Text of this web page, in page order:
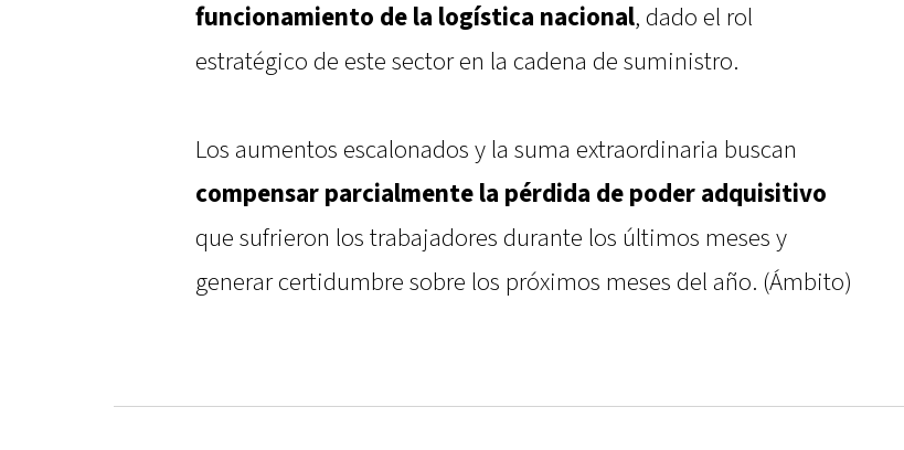
funcionamiento de la logística nacional, dado el rol
estratégico de este sector en la cadena de suministro.
Los aumentos escalonados y la suma extraordinaria buscan
compensar parcialmente la pérdida de poder adquisitivo
que sufrieron los trabajadores durante los últimos meses y
generar certidumbre sobre los próximos meses del año. (Ámbito)